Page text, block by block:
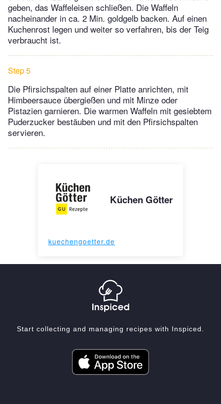
geben, das Waffeleisen schließen. Die Waffeln
nacheinander in ca. 2 Min. goldgelb backen. Auf einen
Kuchenrost legen und weiter so verfahren, bis der Teig
verbraucht ist.
Step 5
Die Pfirsichspalten auf einer Platte anrichten, mit
Himbeersauce übergießen und mit Minze oder
Pistazien garnieren. Die warmen Waffeln mit gesiebtem
Puderzucker bestäuben und mit den Pfirsichspalten
servieren.
Küchen Götter
kuechengoetter.de
Start collecting and managing recipes with Inspiced.